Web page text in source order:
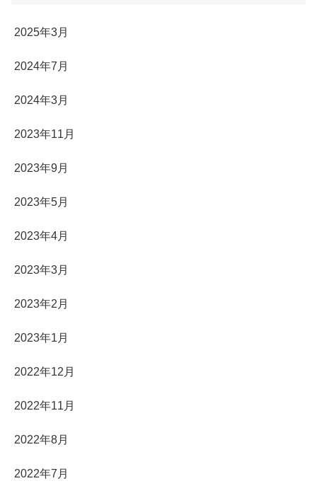
2025年3月
2024年7月
2024年3月
2023年11月
2023年9月
2023年5月
2023年4月
2023年3月
2023年2月
2023年1月
2022年12月
2022年11月
2022年8月
2022年7月